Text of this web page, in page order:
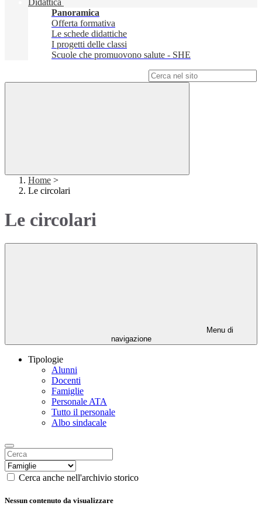
Didattica
Panoramica
Offerta formativa
Le schede didattiche
I progetti delle classi
Scuole che promuovono salute - SHE
Home >
Le circolari
Le circolari
Menu di
navigazione
Tipologie
Alunni
Docenti
Famiglie
Personale ATA
Tutto il personale
Albo sindacale
Cerca anche nell'archivio storico
Nessun contenuto da visualizzare